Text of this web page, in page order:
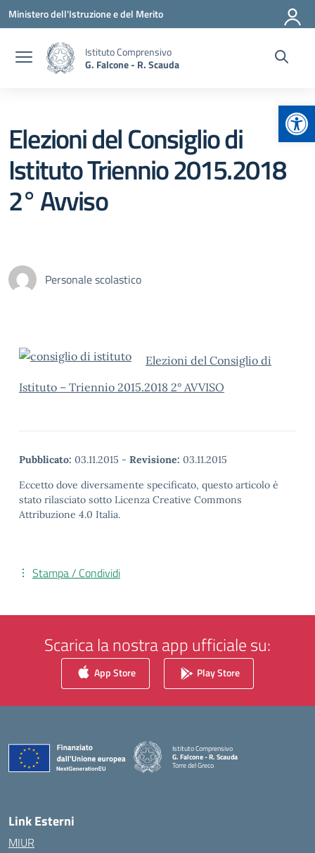
Vai ai contenuti
Vai al menu di navigazione
Vai al footer
Ministero dell'Istruzione e del Merito
Istituto Comprensivo
G. Falcone - R. Scauda
Elezioni del Consiglio di
Istituto Triennio 2015.2018
2° Avviso
Personale scolastico
Elezioni del Consiglio di
Istituto – Triennio 2015.2018 2° AVVISO
Pubblicato: 03.11.2015 - Revisione: 03.11.2015
Eccetto dove diversamente specificato, questo articolo è
stato rilasciato sotto Licenza Creative Commons
Attribuzione 4.0 Italia.
Stampa / Condividi
Scarica la nostra app ufficiale su:
App Store Play Store
Istituto Comprensivo
G. Falcone - R. Scauda
Torre del Greco
Link Esterni
MIUR